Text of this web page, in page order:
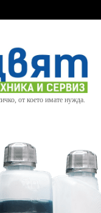
от което имате нужда.